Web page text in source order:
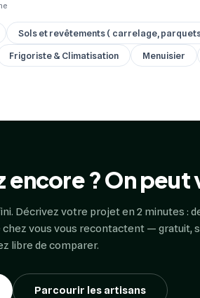
Sols et revêtements ( carrelage, parquets
Frigoriste & Climatisation Menuisier
encore ? On peut
Décrivez votre projet en 2 minutes :
vous vous recontactent — gratuit,
libre de comparer.
Parcourir les artisans